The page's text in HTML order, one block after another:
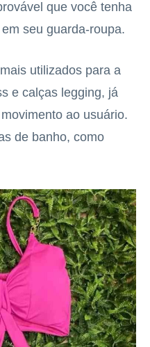
que você tenha
seu guarda-roupa.
utilizados para a
e calças legging, já
ao usuário.
de banho, como